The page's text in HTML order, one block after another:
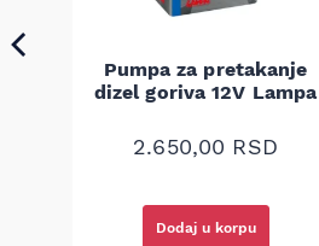
Pumpa za pretakanje
dizel goriva 12V Lampa
2.650,00 RSD
Dodaj u korpu